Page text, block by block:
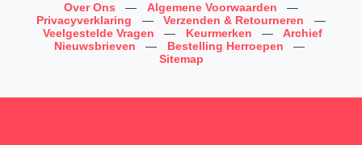
Over Ons — Algemene Voorwaarden
—
Privacyverklaring
— Verzenden & Retourneren
—
Veelgestelde Vragen
— Keurmerken —
Archief
Nieuwsbrieven
— Bestelling Herroepen
—
Sitemap